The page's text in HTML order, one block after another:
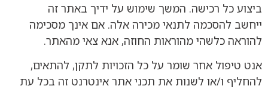
ביצוע כל רכישה. המשך שימוש על ידיך באתר זה
ייחשב להסכמה לתנאי מכירה אלה. אם אינך מסכימה
להוראה כלשהי מהוראות החוזה, אנא צאי מהאתר.
אנט טיפול אחר שומר על כל הזכויות לתקן, להתאים,
להחליף ו/או לשנות את תכני אתר אינטרנט זה בכל עת